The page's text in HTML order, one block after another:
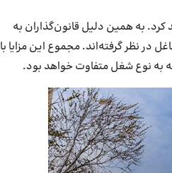
کرد. به همین دلیل قانون‌گذاران به
در نظر گرفته‌اند. مجموع این مزایا با
به نوع شغل متفاوت خواهد بود.